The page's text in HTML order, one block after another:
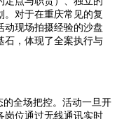
。对于在重庆常见的复
动现场拍摄经验的沙盘
石，体现了全案执行与
的全场把控。活动一旦开
岗位通过无线通讯实时